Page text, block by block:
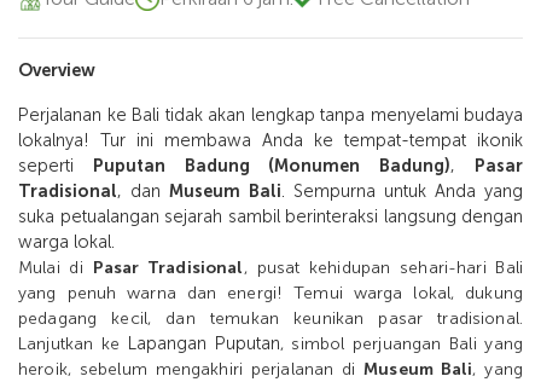
Overview
Perjalanan ke Bali tidak akan lengkap tanpa menyelami budaya
lokalnya! Tur ini membawa Anda ke tempat-tempat ikonik
seperti
Puputan Badung (Monumen Badung),
Pasar
Tradisional, dan Museum Bali. Sempurna untuk Anda yang
suka petualangan sejarah sambil berinteraksi langsung dengan
warga lokal.
Mulai di Pasar Tradisional, pusat kehidupan sehari-hari Bali
yang penuh warna dan energi! Temui warga lokal, dukung
pedagang kecil, dan temukan keunikan pasar tradisional.
Lanjutkan ke Lapangan Puputan, simbol perjuangan Bali yang
heroik, sebelum mengakhiri perjalanan diMuseum Bali, yang